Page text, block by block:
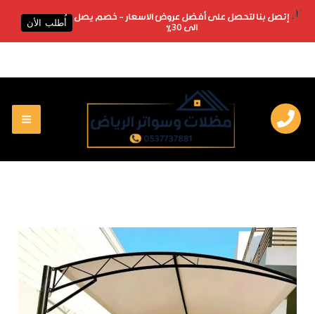
إلى
المحتوى
إتصل بنا لتحصل على أفضل عروض الاسعار - خصم يصل
الى 30% أُطلب الأن
X